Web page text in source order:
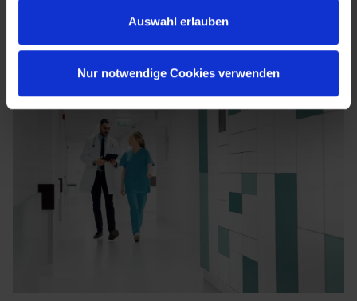
Auswahl erlauben
Nur notwendige Cookies verwenden